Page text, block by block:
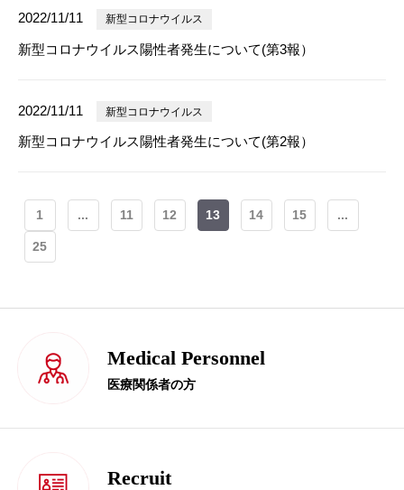
2022/11/11 新型コロナウイルス
新型コロナウイルス陽性者発生について(第3報）
2022/11/11 新型コロナウイルス
新型コロナウイルス陽性者発生について(第2報）
1 ... 11 12 13 14 15 ...
25
Medical Personnel
医療関係者の方
Recruit